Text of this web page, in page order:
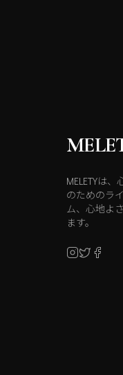
MELETYは
のためのラ
ム、心地よ
ます。